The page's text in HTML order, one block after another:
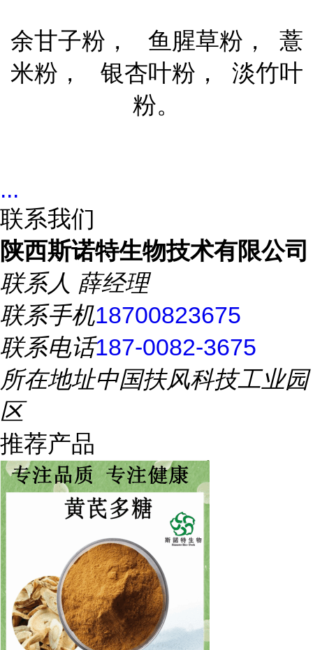
余甘子粉， 鱼腥草粉， 薏
米粉， 银杏叶粉， 淡竹叶
粉。
...
联系我们
陕西斯诺特生物技术有限公司
联系人 薛经理
联系手机18700823675
联系电话187-0082-3675
所在地址中国扶风科技工业园
区
推荐产品